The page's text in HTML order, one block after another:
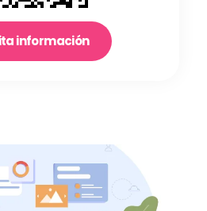
información